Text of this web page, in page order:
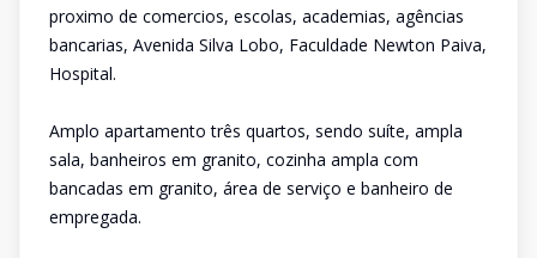
proximo de comercios, escolas, academias, agências
bancarias, Avenida Silva Lobo, Faculdade Newton Paiva,
Hospital.
Amplo apartamento três quartos, sendo suíte, ampla
sala, banheiros em granito, cozinha ampla com
bancadas em granito, área de serviço e banheiro de
empregada.